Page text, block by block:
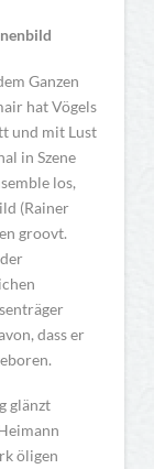
Ganzen
hat Vögels
und mit Lust
in Szene
los,
(Rainer
groovt.
dass er
glänzt
öligen